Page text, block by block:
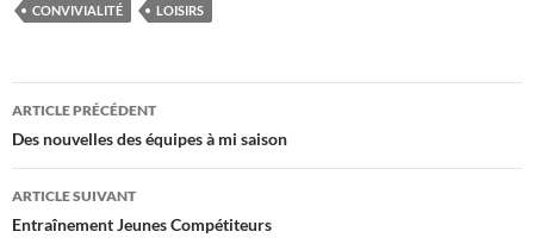
CONVIVIALITÉ LOISIRS
Navigation
des
articles
ARTICLE PRÉCÉDENT
Des nouvelles des équipes à mi saison
ARTICLE SUIVANT
Entraînement Jeunes Compétiteurs